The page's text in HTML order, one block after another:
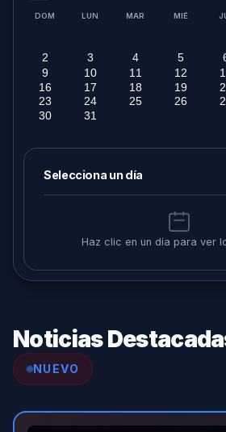
DOM LUN MAR MIÉ
2
3 4 5
9
10 11 12
16
17 18 19
23
24 25 26
30
31
Selecciona un día
Haz clic en un día para ver
Noticias
NUEVO